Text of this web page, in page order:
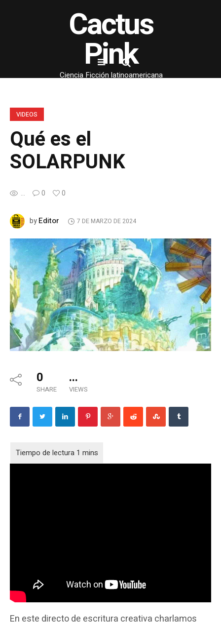
Cactus
Pink
Ciencia Ficción latinoamericana
VIDEOS
Qué es el
SOLARPUNK
... 0 0
byEditor 7 DE MARZO DE 2024
0
SHARE
...
VIEWS
En este directo de escritura creativa charlamos